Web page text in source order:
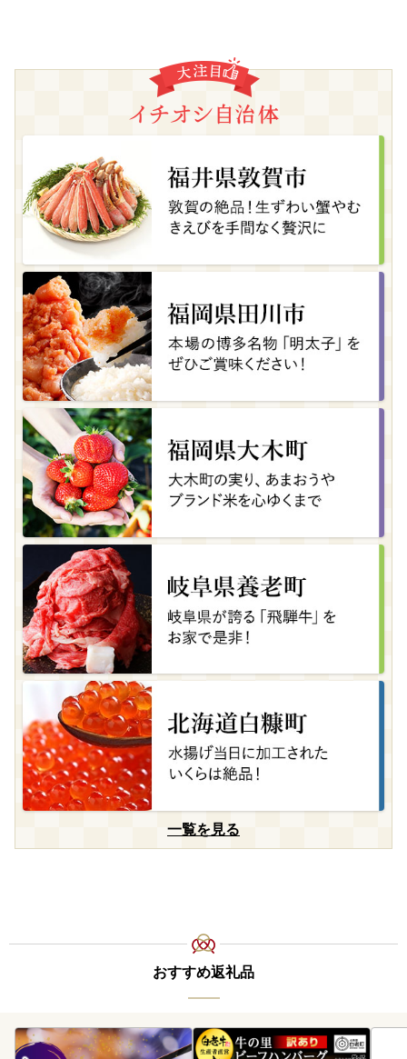
一覧を見る
おすすめ返礼品